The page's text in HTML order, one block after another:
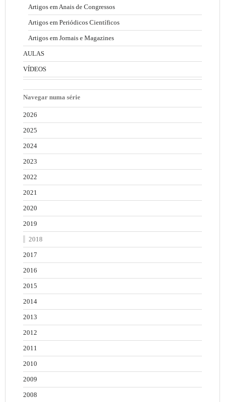
Artigos em Anais de Congressos
Artigos em Periódicos Científicos
Artigos em Jornais e Magazines
AULAS
VÍDEOS
Navegar numa série
2026
2025
2024
2023
2022
2021
2020
2019
2018
2017
2016
2015
2014
2013
2012
2011
2010
2009
2008